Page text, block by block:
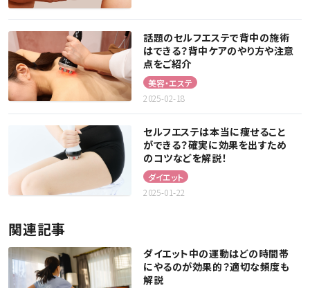
話題のセルフエステで背中の施術
はできる？背中ケアのやり方や注意
点をご紹介
美容・エステ
2025-02-18
セルフエステは本当に痩せること
ができる？確実に効果を出すため
のコツなどを解説！
ダイエット
2025-01-22
関連記事
ダイエット中の運動はどの時間帯
にやるのが効果的？適切な頻度も
解説